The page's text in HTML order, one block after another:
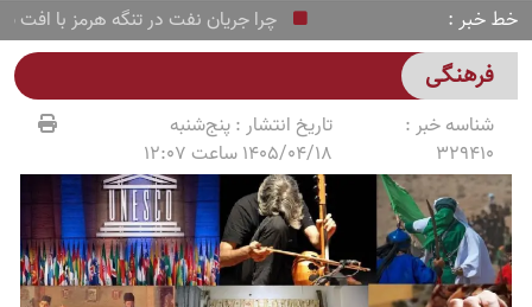
خط خبر چرا جریان نفت در تنگه هرمز با افت
فرهنگی
شناسه خبر :
329410
تاریخ انتشار :پنج‌شنبه
1405/04/18 ساعت 12:07